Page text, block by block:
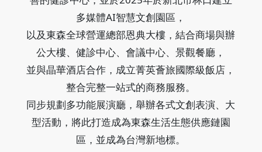
多媒體AI智慧文創園區，
以及東森全球營運總部恩典大樓，結合商場與辦
公大樓、健診中心、會議中心、景觀餐廳，
並與晶華酒店合作，成立菁英薈旅國際級飯店，
整合完整一站式的商務服務。
同步規劃多功能展演廳，舉辦各式文創表演、大
型活動，將此打造成為東森生活生態供應鏈園
區，並成為台灣新地標。